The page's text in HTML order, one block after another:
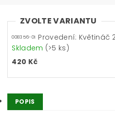
ZVOLTE VARIANTU
008356-01 Provedení: Květináč
Skladem (>5 ks)
420 Kč
POPIS